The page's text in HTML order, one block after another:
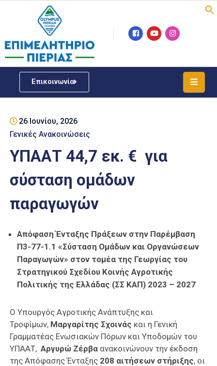
Επικοινωνία
Επιμελητήριο
Νέα
ΓΕΜΗ
Υποστήριξη
Έκθεση
Παραδοσιακών
Έκθεση
ΕΒΕΠ-
Πιερία
26 Ιουνίου, 2026
Γενικές Ανακοινώσεις
ΥΠΑΑΤ 44,7 εκ. € για
σύσταση ομάδων
παραγωγών
Απόφαση Ένταξης Πράξεων στην Παρέμβαση
Π3-77-1.1 «Σύσταση Ομάδων και Οργανώσεων
Παραγωγών» στον τομέα της Γεωργίας του
Στρατηγικού Σχεδίου Κοινής Αγροτικής
Πολιτικής της Ελλάδας (ΣΣ ΚΑΠ) 2023 – 2027
Ο Υπουργός Αγροτικής Ανάπτυξης και
Τροφίμων, Μαργαρίτης Σχοινάς και η Γενική
Γραμματέας Ενωσιακών Πόρων και Υποδομών του
ΥΠΑΑΤ, Αργυρώ Ζέρβα ανακοινώνουν την έκδοση
της Απόφασης Ένταξης 208 αιτήσεων στήριξης, οι